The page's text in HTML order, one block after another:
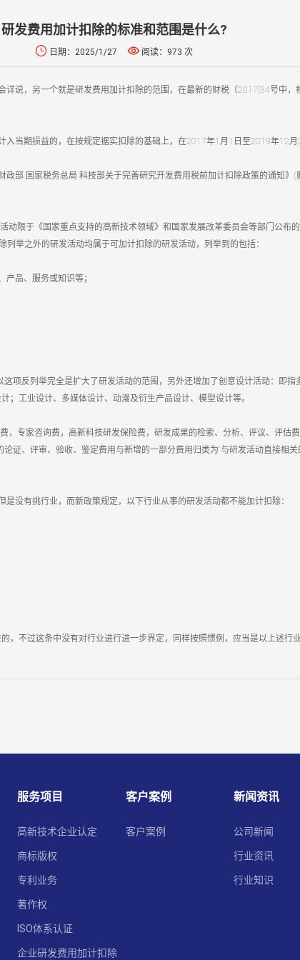
研发费用加计扣除的标准和范围是什么?
 日期：2025/1/27  阅读：973 次
详说，另一个就是研发费用加计扣除的范围，在最新的财税〔2017]34号中
当期损益的，在按规定据实扣除的基础上，在2017年1月1日至2019年12月
部 国家税务总局 科技部关于完善研究开发费用税前加计扣除政策的通知》(
限于《国家重点支持的高新技术领域》和国家发展改革委员会等部门公布
举之外的研发活动均属于可加计扣除的研发活动，列举到的包括：
品、服务或知识等；
项反列举完全是扩大了研发活动的范围，另外还增加了创意设计活动：即
；工业设计、多媒体设计、动漫及衍生产品设计、模型设计等。
专家咨询费，高新科技研发保险费，研发成果的检索、分析、评议、评估
证、评审、验收、鉴定费用与新增的一部分费用归类为“与研发活动直接相
没有挑行业，而新政策规定，以下行业从事的研发活动都不能加计扣除：
不过这条中没有对行业进行进一步界定，同样按照惯例，应当是以上述行
服务项目
高新技术企业认定
商标版权
专利业务
著作权
ISO体系认证
企业研发费用加计扣除
客户案例
客户案例
新闻资讯
公司新闻
行业资讯
行业知识